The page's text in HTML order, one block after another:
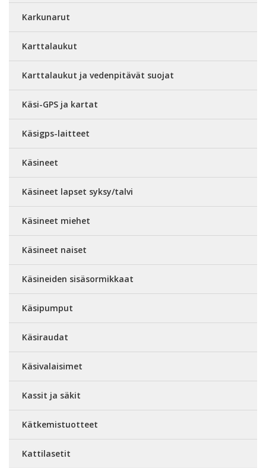
Karkunarut
Karttalaukut
Karttalaukut ja vedenpitävät suojat
Käsi-GPS ja kartat
Käsigps-laitteet
Käsineet
Käsineet lapset syksy/talvi
Käsineet miehet
Käsineet naiset
Käsineiden sisäsormikkaat
Käsipumput
Käsiraudat
Käsivalaisimet
Kassit ja säkit
Kätkemistuotteet
Kattilasetit